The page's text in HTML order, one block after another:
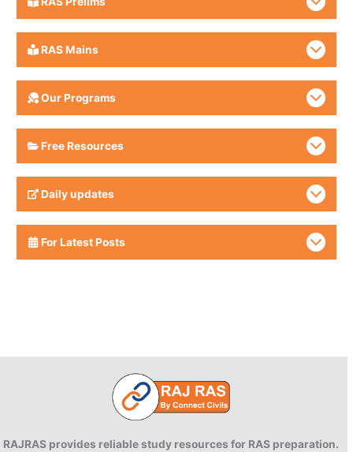
RAS Mains
Our Programs
Free Resources
Daily updates
For Latest Posts
RAJRAS provides reliable study resources for RAS preparation.